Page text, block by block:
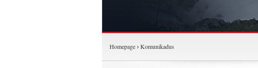
Homepage › Komunikadus